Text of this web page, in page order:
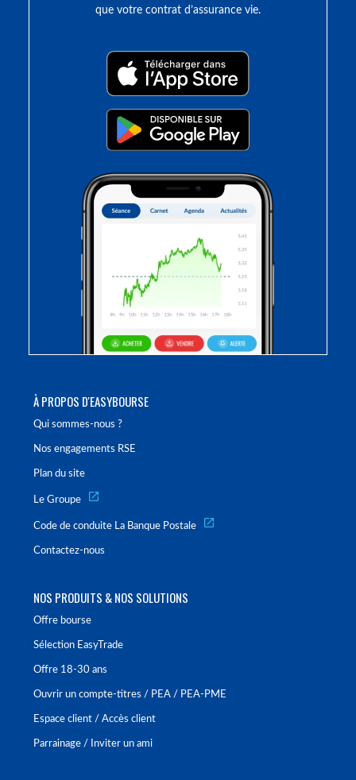
À PROPOS D'EASYBOURSE
Qui sommes-nous ?
Nos engagements RSE
Plan du site
Le Groupe
Code de conduite La Banque Postale
Contactez-nous
NOS PRODUITS & NOS SOLUTIONS
Offre bourse
Sélection EasyTrade
Offre 18-30 ans
Ouvrir un compte-titres / PEA / PEA-PME
Espace client / Accès client
Parrainage / Inviter un ami
que votre contrat d’assurance vie.